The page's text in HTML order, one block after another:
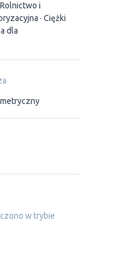
Rolnictwo i
Ciężki
dla
w trybie